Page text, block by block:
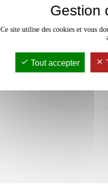
Gestion
Ce site utilise des cookies et vous
Tout accepter